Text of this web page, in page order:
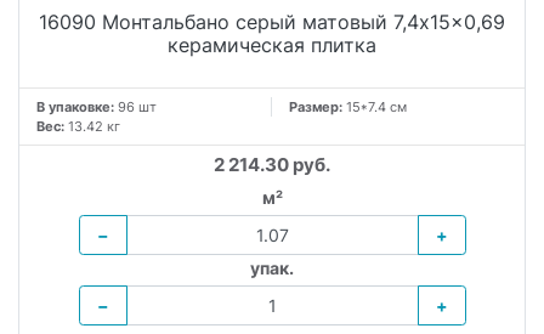
16090 Монтальбано серый матовый 7,4x15x0,69
керамическая плитка
В упаковке: 96 шт Размер: 15*7.4 см
Вес: 13.42 кг
2 214.30 руб.
м²
−
+
упак.
−
+